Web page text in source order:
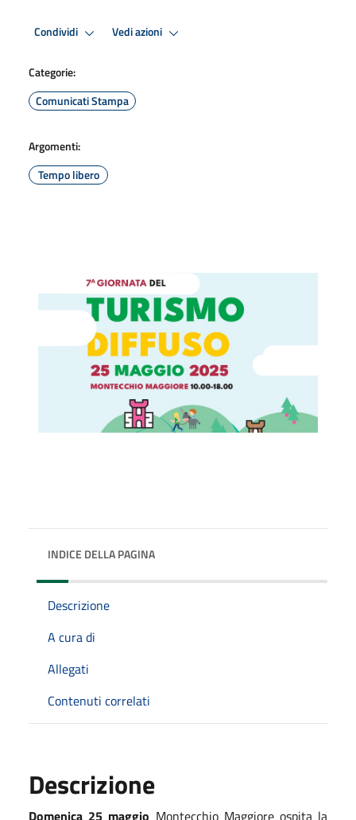
Condividi Vedi azioni
Categorie:
Comunicati Stampa
Argomenti:
Tempo libero
INDICE DELLA PAGINA
Descrizione
A cura di
Allegati
Contenuti correlati
Descrizione
Domenica 25 maggio Montecchio Maggiore ospita la